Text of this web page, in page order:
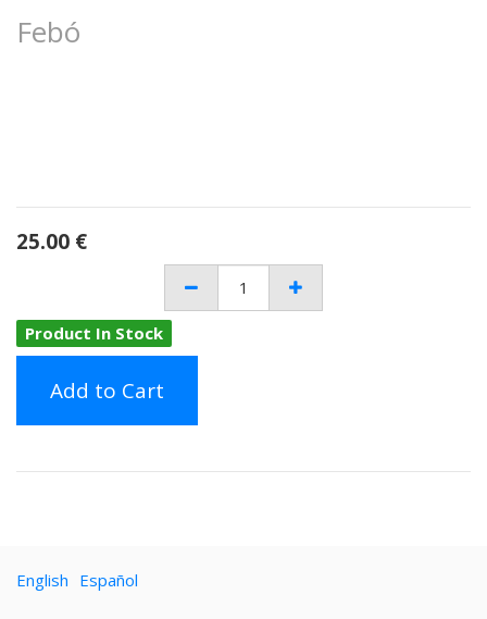
Febó
25.00 €
Product In Stock
Add to Cart
English Español